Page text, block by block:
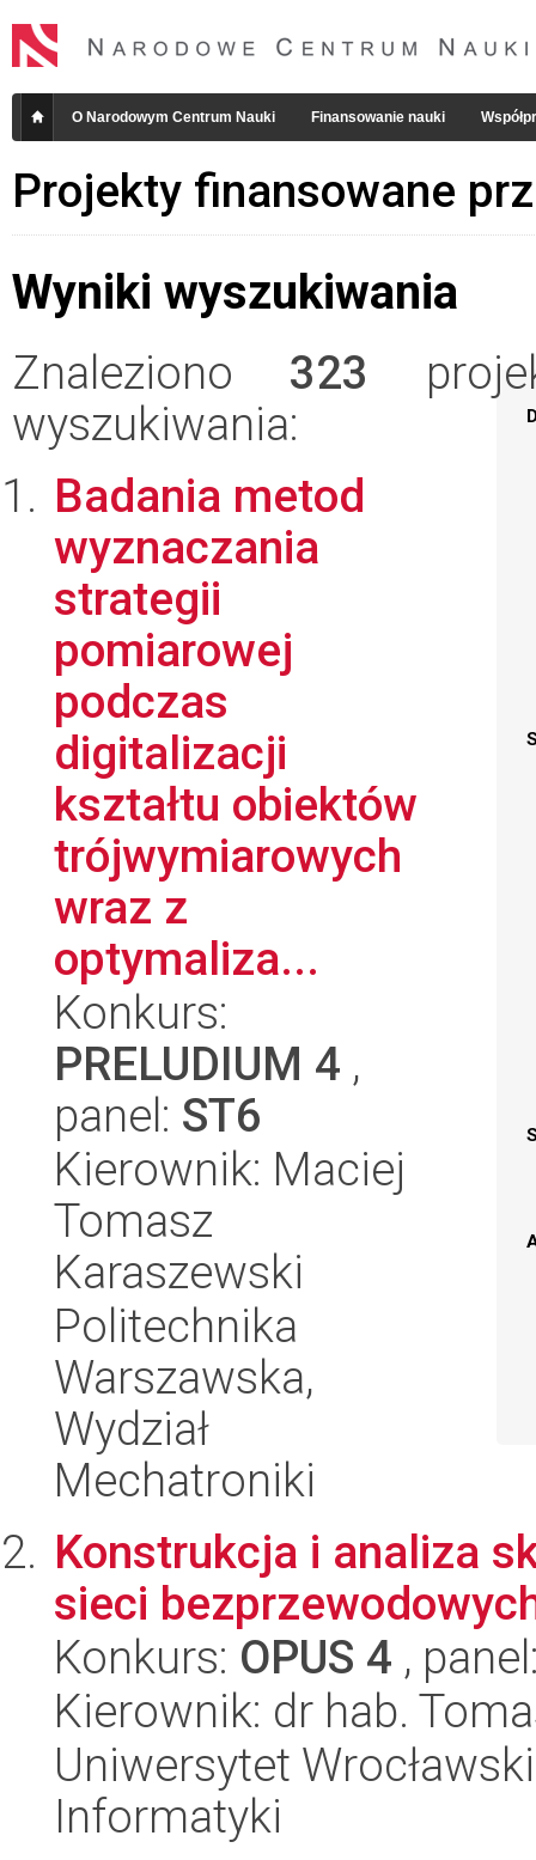
O Narodowym Centrum Nauki Finansowanie nauki
Projekty finansowane
Wyniki wyszukiwania
Znaleziono 323
wyszukiwania:
Badania metod
wyznaczania
strategii
pomiarowej
podczas
digitalizacji
kształtu obiektów
trójwymiarowych
wraz z
optymaliza...
Konkurs:
PRELUDIUM 4 ,
panel: ST6
Kierownik: Maciej
Tomasz
Karaszewski
Politechnika
Warszawska,
Wydział
Mechatroniki
Konstrukcja i analiza
sieci
Konkurs: OPUS 4 ,
Kierownik: dr hab.
Uniwersytet
Informatyki